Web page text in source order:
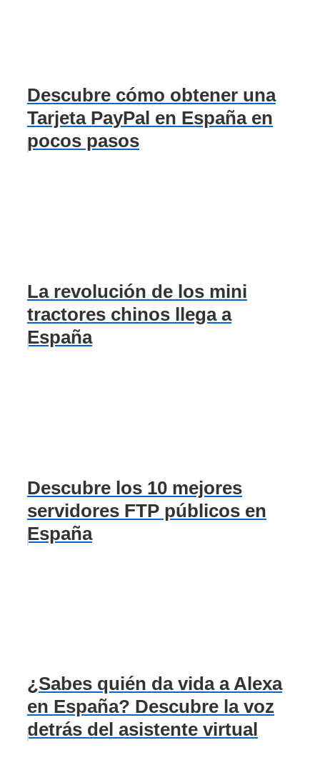
Descubre cómo obtener una
Tarjeta PayPal en España en
pocos pasos
La revolución de los mini
tractores chinos llega a
España
Descubre los 10 mejores
servidores FTP públicos en
España
¿Sabes quién da vida a Alexa
en España? Descubre la voz
detrás del asistente virtual